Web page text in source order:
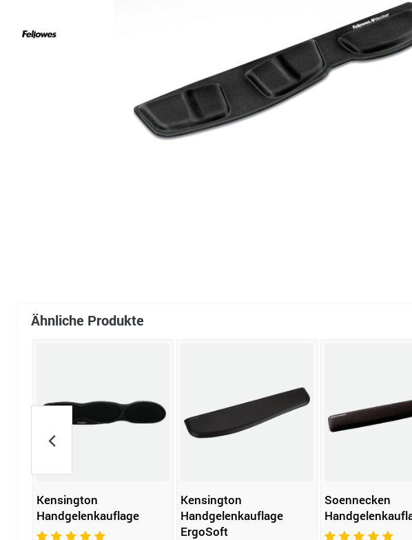
Ähnliche Produkte
Kensington
Handgelenkauflage
Kensington
Handgelenkauflage
ErgoSoft
Soennecken